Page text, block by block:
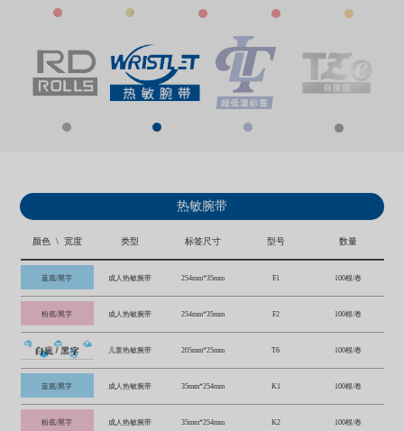
热敏腕带
颜色 \ 宽度 类型 标签尺寸 型号 数量
蓝底/黑字 成人热敏腕带 254mm*35mm F1 100根/卷
粉底/黑字 成人热敏腕带 254mm*35mm F2 100根/卷
儿童热敏腕带 205mm*25mm T6 100根/卷
蓝底/黑字 成人热敏腕带 35mm*254mm K1 100根/卷
粉底/黑字 成人热敏腕带 35mm*254mm K2 100根/卷